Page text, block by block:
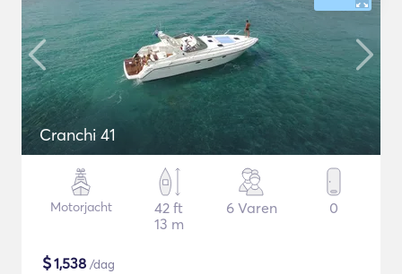
Cranchi 41
Motorjacht
42 ft
13 m
6 Varen 0
$1,538 /dag